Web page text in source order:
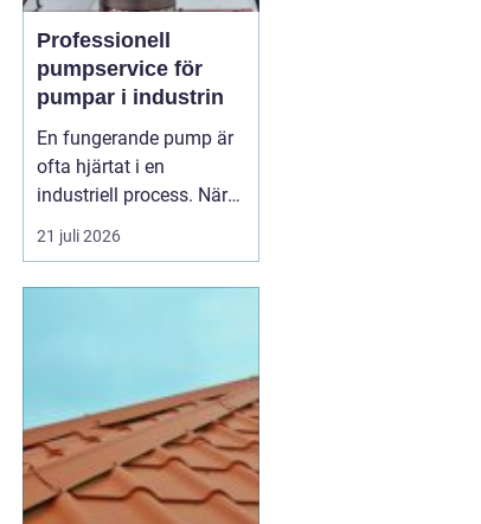
Professionell
pumpservice för
pumpar i industrin
En fungerande pump är
ofta hjärtat i en
industriell process. När
pumpen stannar, stannar
produktionen. Därför
21 juli 2026